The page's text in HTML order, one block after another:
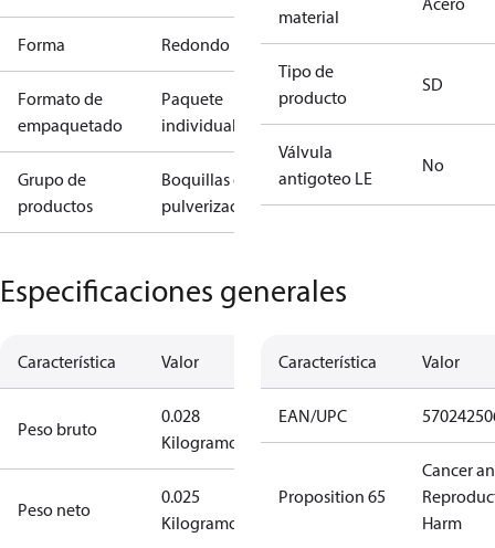
Forma Redondo
Formato de
empaquetado
Paquete
individual
Grupo de
productos
Boquillas de
pulverización
material
Tipo de
producto
SD
Válvula
antigoteo LE
No
Especificaciones generales
Característica Valor
Peso bruto
0.028
Kilogramo
Peso neto
0.025
Kilogramo
Característica Valor
EAN/UPC
Proposition 65
Cancer
Harm